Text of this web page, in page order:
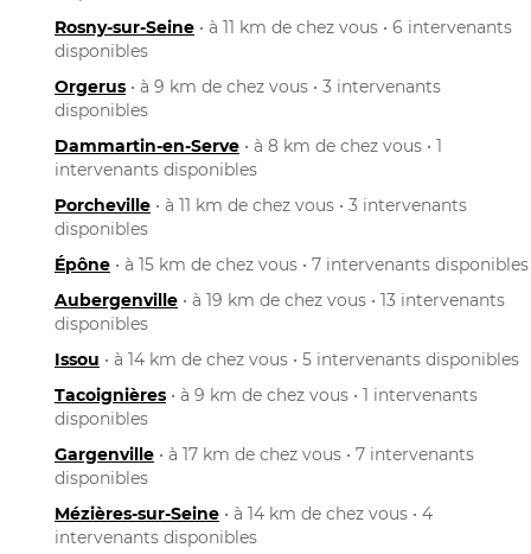
Rosny-sur-Seine • à 11 km de chez vous • 6 intervenants
disponibles
Orgerus • à 9 km de chez vous • 3 intervenants
disponibles
Dammartin-en-Serve • à 8 km de chez vous • 1
intervenants disponibles
Porcheville • à 11 km de chez vous • 3 intervenants
disponibles
Épône • à 15 km de chez vous • 7 intervenants disponibles
Aubergenville • à 19 km de chez vous • 13 intervenants
disponibles
Issou • à 14 km de chez vous • 5 intervenants disponibles
Tacoignières • à 9 km de chez vous • 1 intervenants
disponibles
Gargenville • à 17 km de chez vous • 7 intervenants
disponibles
Mézières-sur-Seine • à 14 km de chez vous • 4
intervenants disponibles